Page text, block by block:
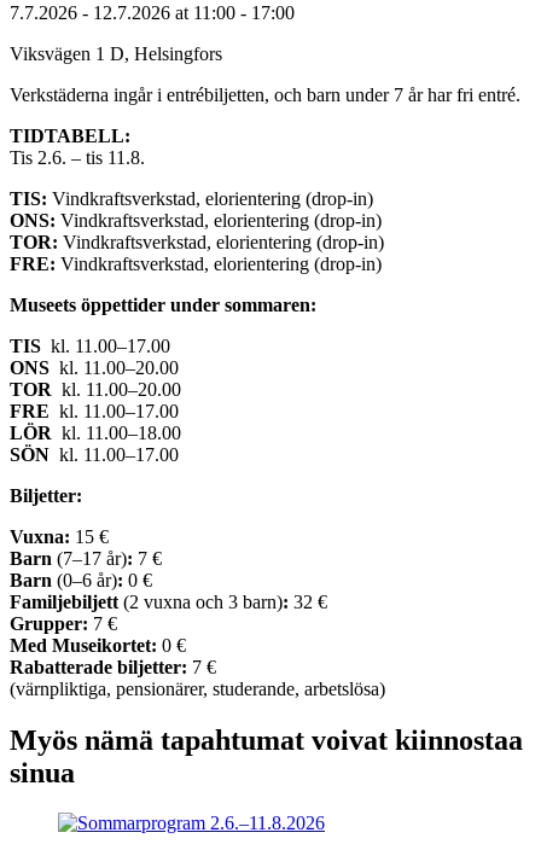
7.7.2026 - 12.7.2026 at 11:00 - 17:00
Viksvägen 1 D, Helsingfors
Verkstäderna ingår i entrébiljetten, och barn under 7 år har fri entré.
TIDTABELL:
Tis 2.6. – tis 11.8.
TIS: Vindkraftsverkstad, elorientering (drop-in)
ONS: Vindkraftsverkstad, elorientering (drop-in)
TOR: Vindkraftsverkstad, elorientering (drop-in)
FRE: Vindkraftsverkstad, elorientering (drop-in)
Museets öppettider under sommaren:
TIS kl. 11.00–17.00
ONS kl. 11.00–20.00
TOR kl. 11.00–20.00
FRE kl. 11.00–17.00
LÖR kl. 11.00–18.00
SÖN kl. 11.00–17.00
Biljetter:
Vuxna: 15 €
Barn (7–17 år): 7 €
Barn (0–6 år): 0 €
Familjebiljett (2 vuxna och 3 barn): 32 €
Grupper: 7 €
Med Museikortet: 0 €
Rabatterade biljetter: 7 €
(värnpliktiga, pensionärer, studerande, arbetslösa)
Myös nämä tapahtumat voivat kiinnostaa
sinua